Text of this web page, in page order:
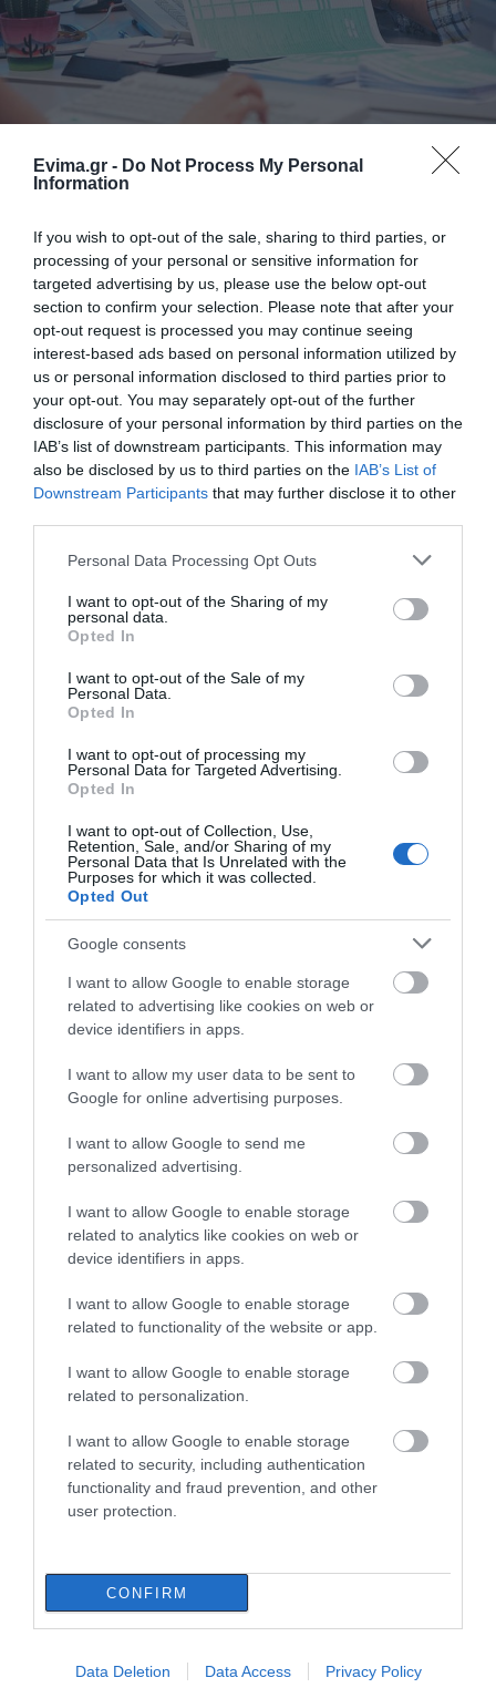
Evima.gr - Do Not Process My Personal
Information
If you wish to opt-out of the sale, sharing to third parties, or
processing of your personal or sensitive information for
targeted advertising by us, please use the below opt-out
section to confirm your selection. Please note that after your
opt-out request is processed you may continue seeing
interest-based ads based on personal information utilized by
us or personal information disclosed to third parties prior to
your opt-out. You may separately opt-out of the further
disclosure of your personal information by third parties on the
IAB’s list of downstream participants. This information may
also be disclosed by us to third parties on the IAB’s List of
Downstream Participants that may further disclose it to other
Please note that this website/app uses one or more Google
not limited to your visit or usage behaviour. You may click to
grant or deny consent to Google and its third-party tags to
use your data for below specified purposes in below Google
consent section.
Personal Data Processing Opt Outs
I want to opt-out of the Sharing of my
personal data.
Opted In
I want to opt-out of the Sale of my
Personal Data.
Opted In
I want to opt-out of processing my
Personal Data for Targeted Advertising.
Opted In
I want to opt-out of Collection, Use,
Retention, Sale, and/or Sharing of my
Personal Data that Is Unrelated with the
Purposes for which it was collected.
Opted Out
Google consents
I want to allow Google to enable storage
related to advertising like cookies on web or
device identifiers in apps.
I want to allow my user data to be sent to
Google for online advertising purposes.
I want to allow Google to send me
personalized advertising.
I want to allow Google to enable storage
related to analytics like cookies on web or
device identifiers in apps.
I want to allow Google to enable storage
related to functionality of the website or app.
I want to allow Google to enable storage
related to personalization.
I want to allow Google to enable storage
related to security, including authentication
functionality and fraud prevention, and other
user protection.
CONFIRM
Data Deletion Data Access Privacy Policy
Φορολογικές δηλώσεις: Οι αλλαγές με τα
18.03.2025 | 18:20
αναστολή είσπραξης οφειλών για όσους
επλήγησαν από τις κακοκαιρίες του
Σεπτεμβρίου 2023
ΡΟΗ ΕΙΔΗΣΕΩΝ
Ποιες περιοχές δεν θα έχουν ρεύμα
07.08.2026 | 08:45
Εορτολόγιο: Ποιοι γιορτάζουν σήμερα,
Παρασκευή 7 Αυγούστου
η θερμοκρασία στην Εύβοια
07.08.2026 | 08:15
Εύβοια: Σήμερα το τελευταίο αντίο
στον 37χρονο που έχασε τη ζωή του σε
07.08.2026 | 08:00
Φωτιά στη Σκύρο: Χωρίς ενεργό
μέτωπο – Παραμένουν ισχυρές
δυνάμεις της Πυροσβεστικής
07.08.2026 | 00:10
Συνελήφθη 63χρονη για τη φωτιά στη
Φωτιά στη Σκύρο: Δύσκολη νύχτα για
την Καλαμίτσα – Νέες εικόνες και
βίντεο
06.08.2026 | 22:04
Όλες οι τελευταίες ειδήσεις